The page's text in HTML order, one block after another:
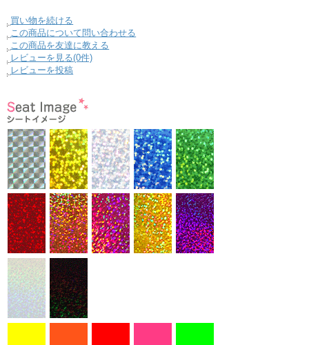
買い物を続ける
この商品について問い合わせる
この商品を友達に教える
レビューを見る(0件)
レビューを投稿